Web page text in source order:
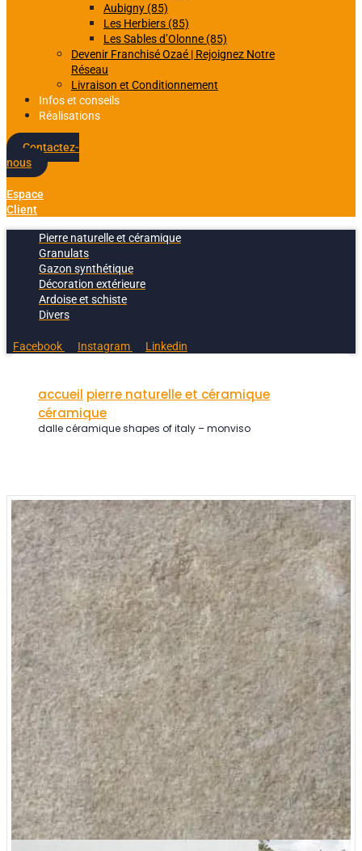
Aubigny (85)
Les Herbiers (85)
Les Sables d’Olonne (85)
Devenir Franchisé Ozaé | Rejoignez Notre
Réseau
Livraison et Conditionnement
Infos et conseils
Réalisations
Contactez-
nous
Espace
Client
Pierre naturelle et céramique
Granulats
Gazon synthétique
Décoration extérieure
Ardoise et schiste
Divers
Facebook Instagram Linkedin
accueil pierre naturelle et céramique
céramique
dalle céramique shapes of italy – monviso